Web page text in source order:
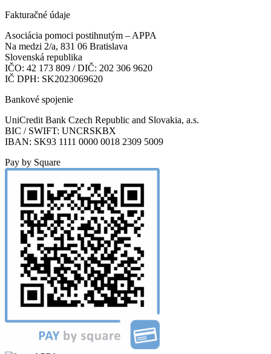
Fakturačné údaje
Asociácia pomoci postihnutým – APPA
Na medzi 2/a, 831 06 Bratislava
Slovenská republika
IČO: 42 173 809 / DIČ: 202 306 9620
IČ DPH: SK2023069620
Bankové spojenie
UniCredit Bank Czech Republic and Slovakia, a.s.
BIC / SWIFT: UNCRSKBX
IBAN: SK93 1111 0000 0018 2309 5009
Pay by Square